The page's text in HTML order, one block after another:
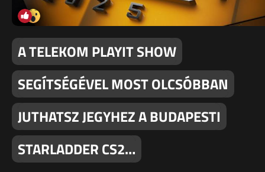
A TELEKOM PLAYIT SHOW
SEGÍTSÉGÉVEL MOST OLCSÓBBAN
JUTHATSZ JEGYHEZ A BUDAPESTI
STARLADDER CS2…